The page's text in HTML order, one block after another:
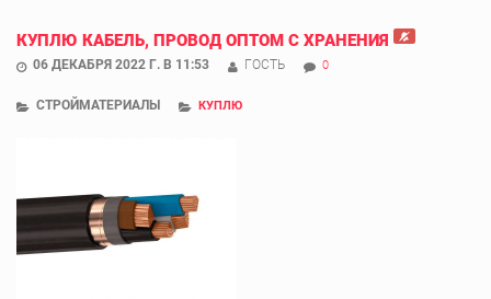
КУПЛЮ КАБЕЛЬ, ПРОВОД ОПТОМ С ХРАНЕНИЯ
06 ДЕКАБРЯ 2022 Г. В 11:53 ГОСТЬ 0
СТРОЙМАТЕРИАЛЫ КУПЛЮ